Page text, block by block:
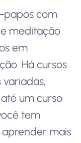
papos com
meditação
em
Há cursos
um curso
tem
mais